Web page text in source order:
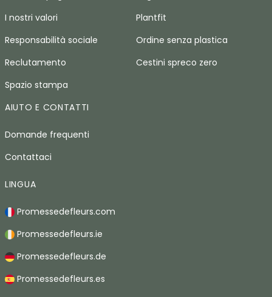
I nostri valori
Responsabilità sociale
Reclutamento
Spazio stampa
Plantfit
Ordine senza plastica
Cestini spreco zero
AIUTO E CONTATTI
Domande frequenti
Contattaci
LINGUA
Promessedefleurs.com
Promessedefleurs.ie
Promessedefleurs.de
Promessedefleurs.es